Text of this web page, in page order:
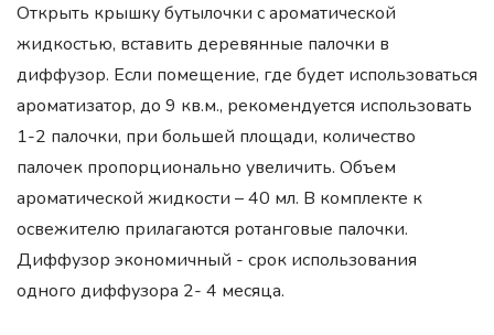
Открыть крышку бутылочки с ароматической
жидкостью, вставить деревянные палочки в
диффузор. Если помещение, где будет использоваться
ароматизатор, до 9 кв.м., рекомендуется использовать
1-2 палочки, при большей площади, количество
палочек пропорционально увеличить. Объем
ароматической жидкости – 40 мл. В комплекте к
освежителю прилагаются ротанговые палочки.
Диффузор экономичный - срок использования
одного диффузора 2- 4 месяца.